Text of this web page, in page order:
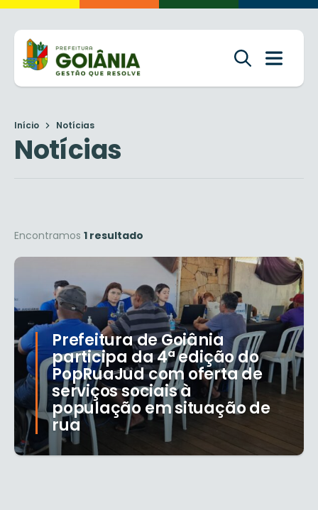
Início Notícias
Notícias
Encontramos 1 resultado
Prefeitura de Goiânia
participa da 4ª edição do
PopRuaJud com oferta de
serviços sociais à
população em situação de
rua